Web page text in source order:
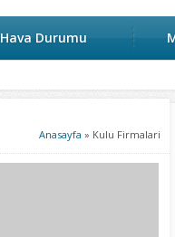
Hava Durumu
Anasayfa » Kulu Firmalari